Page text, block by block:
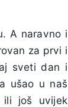
A naravno i
za prvi i
sveti dan i
ušao u naš
ili još uvijek